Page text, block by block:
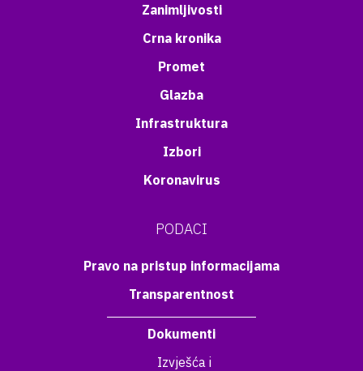
Zanimljivosti
Crna kronika
Promet
Glazba
Infrastruktura
Izbori
Koronavirus
PODACI
Pravo na pristup informacijama
Transparentnost
Dokumenti
Izvješća i